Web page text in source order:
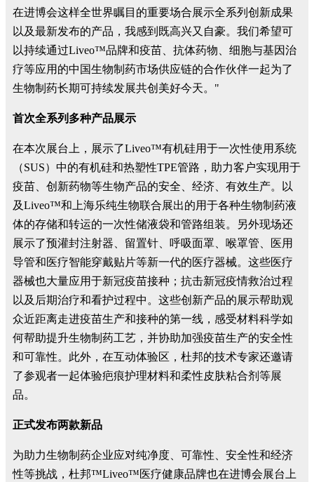
在进博会这样全世界瞩目的重要场合展示全系列创新成果
以及最新发布的产品，我感到既高兴又自豪。我们希望可
以持续通过Liveo™品牌和疫苗、抗体药物、细胞与基因治
疗等应用的中国生物制药市场供应链的合作伙伴一起为了
生物制药长期可持续发展共创美好今天。"
首次全系列多种产品展示
在本次展台上，展示了Liveo™有机硅用于一次性使用系统
（SUS）中的有机硅和热塑性TPE管路，助力客户实现用于
疫苗、创新药物等生物产品的安全、经济、有效生产。以
及Liveo™和上海乐纯生物联合展出的用于各种生物制药液
体的存储和转运的一次性储液袋和管路组装。另外现场还
展示了预灌封注射器、留置针、呼吸面罩、喉罩管、医用
导管和医疗智能穿戴贴片等新一代的医疗器械。这些医疗
器械也大量应用于新冠疫苗接种；抗击新冠疫情救治过程
以及后期治疗和看护过程中。这些创新产品的展示帮助观
众近距离走进疫苗生产和接种的第一线，感受材料科学如
何帮助提升生物制药工艺，并协助加强疫苗生产的安全性
和可靠性。此外，在互动体验区，杜邦的技术专家还邀请
了参观者一起体验疤痕护理材料和柔性皮肤粘合剂等展
品。
正式发布两款新品
为助力生物制药企业应对纯净度、可靠性、安全性和经济
性等挑战，杜邦™Liveo™医疗健康品牌也在进博会展台上